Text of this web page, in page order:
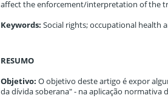
affect the enforcement/interpretation of the
Keywords: Social rights; occupational health
RESUMO
Objetivo: O objetivo deste artigo é expor
da dívida soberana" - na aplicação normativa